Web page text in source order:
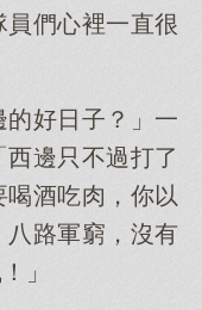
們心裡一直很
的好日子？」一
邊只不過打了
酒吃肉，你以
路軍窮，沒有
」